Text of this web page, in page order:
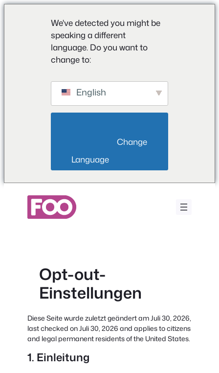
We've detected you might be
speaking a different
language. Do you want to
change to:
English
Language
springen
Opt-out-
Einstellungen
Diese Seite wurde zuletzt geändert am Juli 30, 2026,
last checked on Juli 30, 2026 and applies to citizens
and legal permanent residents of the United States.
1. Einleitung